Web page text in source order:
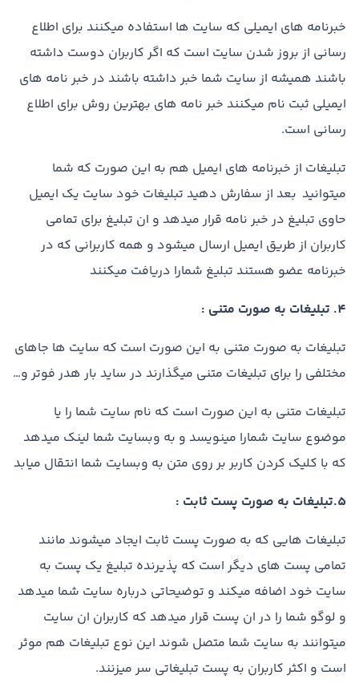
خبرنامه های ایمیلی که سایت ها استفاده میکنند برای اطلاع
رسانی از بروز شدن سایت است که اگر کاربران دوست داشته
باشند همیشه از سایت شما خبر داشته باشند در خبر نامه های
ایمیلی ثبت نام میکنند خبر نامه های بهترین روش برای اطلاع
رسانی است.
تبلیغات از خبرنامه های ایمیل هم به این صورت که شما
میتوانید بعد از سفارش دهید تبلیغات خود سایت یک ایمیل
حاوی تبلیغ در خبر نامه قرار میدهد و ان تبلیغ برای تمامی
کاربران از طریق ایمیل ارسال میشود و همه کاربرانی که در
خبرنامه عضو هستند تبلیغ شمارا دریافت میکنند
4. تبلیغات به صورت متنی :
تبلیغات به صورت متنی به این صورت است که سایت ها جاهای
مختلفی را برای تبلیغات متنی میگذارند در ساید بار هدر فوتر و…
تبلیغات متنی به این صورت است که نام سایت شما را یا
موضوع سایت شمارا مینویسد و به وبسایت شما لینک میدهد
که با کلیک کردن کاربر بر روی متن به وبسایت شما انتقال میابد
5.تبلیغات به صورت پست ثابت :
تبلیغات هایی که به صورت پست ثابت ایجاد میشوند مانند
تمامی پست های دیگر است که پذیرنده تبلیغ یک پست به
سایت خود اضافه میکند و توضیحاتی درباره سایت شما میدهد
و لوگو شما را در ان پست قرار میدهد که کاربران ان سایت
میتوانند به سایت شما متصل شوند این نوع تبلیغات هم موثر
است و اکثر کاربران به پست تبلیغاتی سر میزنند.